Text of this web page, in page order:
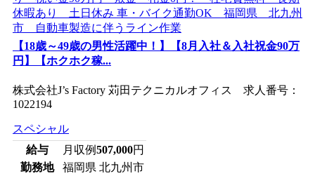
【18歳～49歳の男性活躍中！】【8月入社＆入社祝金90万
円】【ホクホク稼...
株式会社J’s Factory 苅田テクニカルオフィス 求人番号：
1022194
スペシャル
給与
月収例507,000円
勤務地
福岡県 北九州市